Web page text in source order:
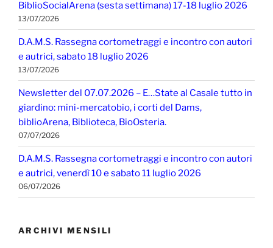
BiblioSocialArena (sesta settimana) 17-18 luglio 2026
13/07/2026
D.A.M.S. Rassegna cortometraggi e incontro con autori
e autrici, sabato 18 luglio 2026
13/07/2026
Newsletter del 07.07.2026 – E…State al Casale tutto in
giardino: mini-mercatobio, i corti del Dams,
biblioArena, Biblioteca, BioOsteria.
07/07/2026
D.A.M.S. Rassegna cortometraggi e incontro con autori
e autrici, venerdì 10 e sabato 11 luglio 2026
06/07/2026
ARCHIVI MENSILI